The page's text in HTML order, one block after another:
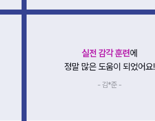
실전 감각 훈련에
정말 많은 도움이 되었어요!
- 김*준 -